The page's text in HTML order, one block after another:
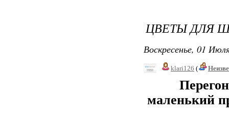
ЦВЕТЫ ДЛЯ
Воскресенье, 01
klari126 (
Перегон
маленький